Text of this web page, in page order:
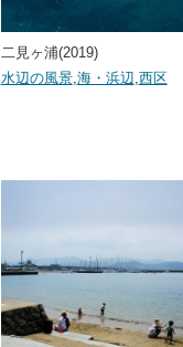
二見ヶ浦(2019)
水辺の風景, 海・浜辺 西区